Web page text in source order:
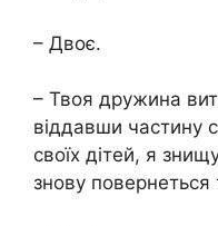
– Двоє.
– Твоя дружина
віддавши частину
своїх дітей, я
знову повернеться